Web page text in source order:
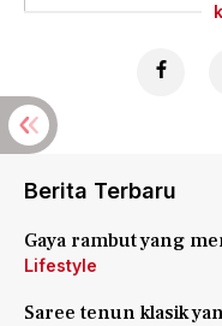
Berita Terbaru
Gaya rambut yang
Lifestyle
Saree tenun klasik